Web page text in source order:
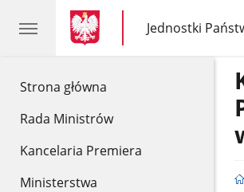
Strona główna
Rada Ministrów
Kancelaria Premiera
Ministerstwa
gov.pl
gov.pl
Jednostki
gov.pl
Jednostki
Państwowej